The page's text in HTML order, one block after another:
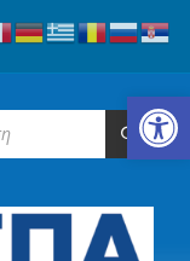
Ανοίξτε τη γραμμή εργαλείων